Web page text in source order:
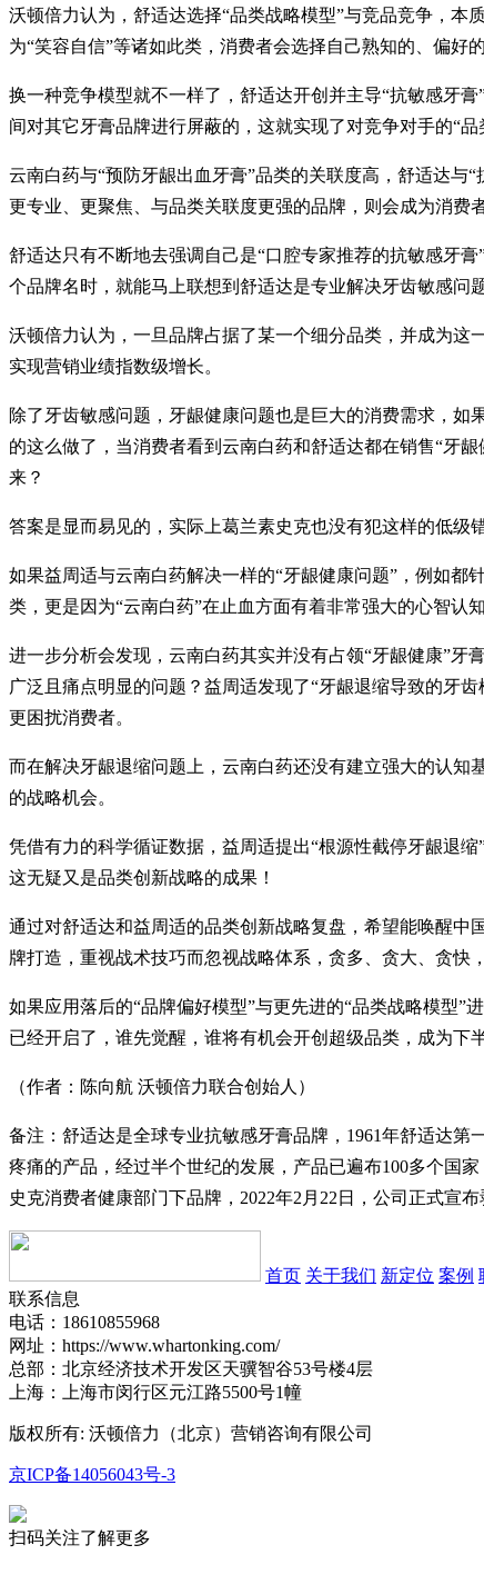
沃顿倍力认为，舒适达选择“品类战略模型”与竞品竞争，本
为“笑容自信”等诸如此类，消费者会选择自己熟知的、偏好
换一种竞争模型就不一样了，舒适达开创并主导“抗敏感牙
间对其它牙膏品牌进行屏蔽的，这就实现了对竞争对手的“品
云南白药与“预防牙龈出血牙膏”品类的关联度高，舒适达
更专业、更聚焦、与品类关联度更强的品牌，则会成为消费
舒适达只有不断地去强调自己是“口腔专家推荐的抗敏感牙
个品牌名时，就能马上联想到舒适达是专业解决牙齿敏感问
沃顿倍力认为，一旦品牌占据了某一个细分品类，并成为这
实现营销业绩指数级增长。
除了牙齿敏感问题，牙龈健康问题也是巨大的消费需求，如
的这么做了，当消费者看到云南白药和舒适达都在销售“牙
来？
答案是显而易见的，实际上葛兰素史克也没有犯这样的低级
如果益周适与云南白药解决一样的“牙龈健康问题”，例如
类，更是因为“云南白药”在止血方面有着非常强大的心智认
进一步分析会发现，云南白药其实并没有占领“牙龈健康”
广泛且痛点明显的问题？益周适发现了“牙龈退缩导致的牙
更困扰消费者。
而在解决牙龈退缩问题上，云南白药还没有建立强大的认
的战略机会。
凭借有力的科学循证数据，益周适提出“根源性截停牙龈退
这无疑又是品类创新战略的成果！
通过对舒适达和益周适的品类创新战略复盘，希望能唤醒
牌打造，重视战术技巧而忽视战略体系，贪多、贪大、贪快
如果应用落后的“品牌偏好模型”与更先进的“品类战略模型
已经开启了，谁先觉醒，谁将有机会开创超级品类，成为下
（作者：陈向航 沃顿倍力联合创始人）
备注：舒适达是全球专业抗敏感牙膏品牌，1961年舒适达
疼痛的产品，经过半个世纪的发展，产品已遍布100多个国
史克消费者健康部门下品牌，2022年2月22日，公司正式宣
首页 关于我们 新定位 案例
联系信息
电话：18610855968
网址：https://www.whartonking.com/
总部：北京经济技术开发区天骥智谷53号楼4层
上海：上海市闵行区元江路5500号1幢
版权所有: 沃顿倍力（北京）营销咨询有限公司
京ICP备14056043号-3
扫码关注了解更多